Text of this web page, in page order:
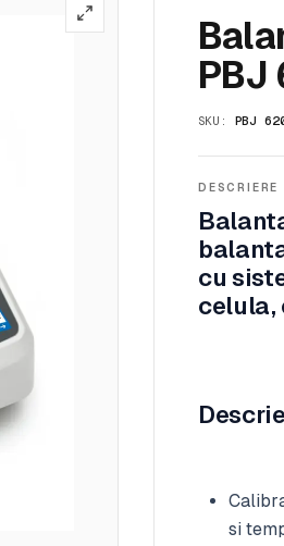
PBJ
SKU: PBJ
DESCRIERE
cu
celula,
si